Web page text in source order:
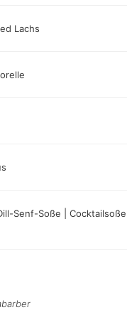
Lachs
Senf-Soße | Cocktailsoße |